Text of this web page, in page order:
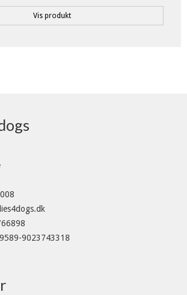
Vis produkt
9589-9023743318